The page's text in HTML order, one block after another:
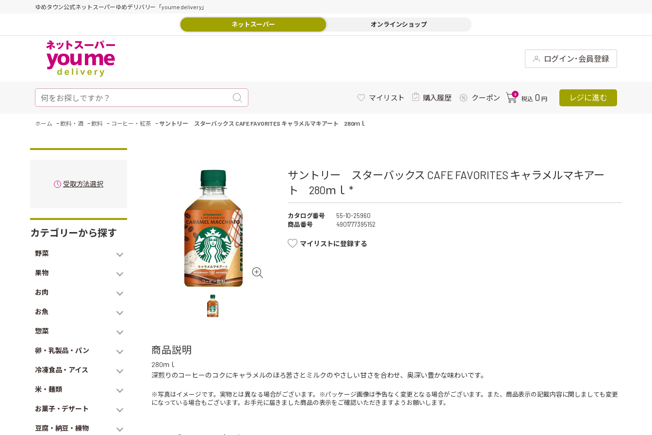
ゆめタウン公式ネットスーパーゆめデリバリー「youme delivery」
ネットスーパー オンラインショップ
ログイン･会員登録
マイリスト 購入履歴 クーポン 0
税込 0 円 レジに進む
ホーム -飲料・酒 -飲料 - コーヒー・紅茶 -サントリー スターバックス CAFE FAVORITES キャラメルマキアート 280ｍｌ
受取方法選択
カテゴリーから探す
野菜
果物
お肉
お魚
惣菜
卵・乳製品・パン
冷凍食品・アイス
米・麺類
お菓子・デザート
豆腐・納豆・練物
サントリー スターバックス CAFE FAVORITES キャラメルマキアー
ト 280ｍｌ *
カタログ番号
55-10-25960
商品番号
4901777395152
マイリストに登録する
商品説明
280ｍｌ
深煎りのコーヒーのコクにキャラメルのほろ苦さとミルクのやさしい甘さを合わせ、奥深い豊かな味わいです。
※写真はイメージです。実物とは異なる場合がございます。※パッケージ画像は予告なく変更となる場合がございます。また、商品表示の記載内容に関しましても変更
になっている場合もございます。お手元に届きました商品の表示をご確認いただきますようお願いします。